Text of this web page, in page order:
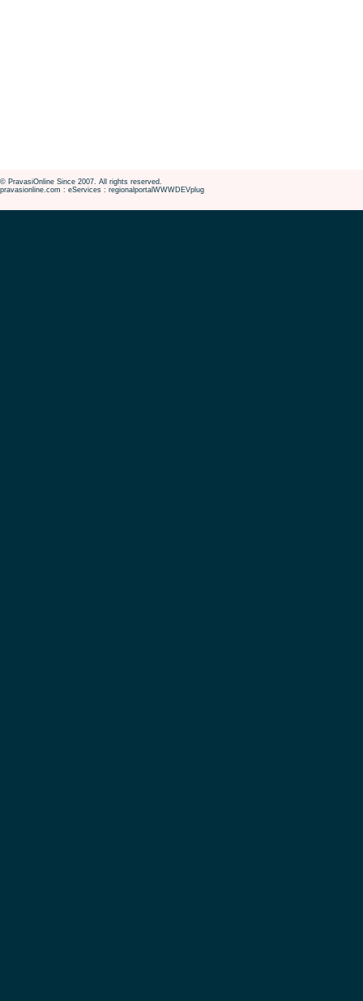
© PravasiOnline Since 2007. All rights reserved.
pravasionline.com : eServices : regionalportalWWWDEVplug